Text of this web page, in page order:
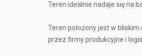
Teren idealnie nadaje się na
Teren położony jest w
przez firmy produkcyjne i